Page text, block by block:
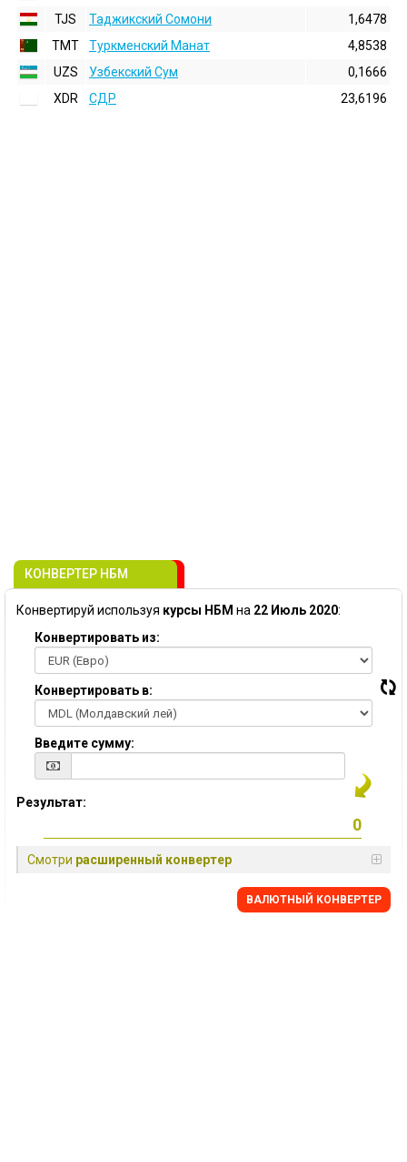
TJS
Таджикский Сомони
1,6478
TMT
Туркменский Манат
4,8538
UZS
Узбекский Сум
0,1666
XDR
СДР 23,6196
КОНВЕРТЕР НБМ
Конвертируй используя курсы НБМ на 22 Июль 2020:
Конвертировать из:
Конвертировать в:
Введите сумму:
Результат:
Смотри расширенный конвертер
BАЛЮТНЫЙ KОНВЕРТЕР